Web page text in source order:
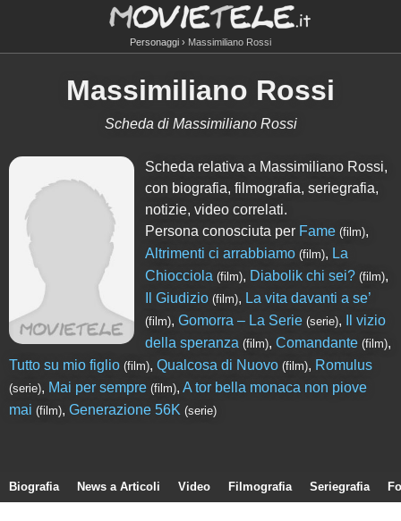
Personaggi Massimiliano Rossi
Massimiliano Rossi
Scheda di Massimiliano Rossi
Scheda relativa a Massimiliano Rossi,
con biografia, filmografia, seriegrafia,
notizie, video correlati.
Persona conosciuta per Fame (film),
Altrimenti ci arrabbiamo (film), La
Chiocciola (film), Diabolik chi sei? (film),
Il Giudizio (film), La vita davanti a se’
(film),Gomorra – La Serie (serie),
Il vizio
della speranza (film),Comandante (film),
Tutto su mio figlio (film), Qualcosa di Nuovo (film), Romulus
(serie), Mai per sempre (film), A tor bella monaca non piove
mai (film), Generazione 56K (serie)
Biografia News a Articoli Video Filmografia Seriegrafia